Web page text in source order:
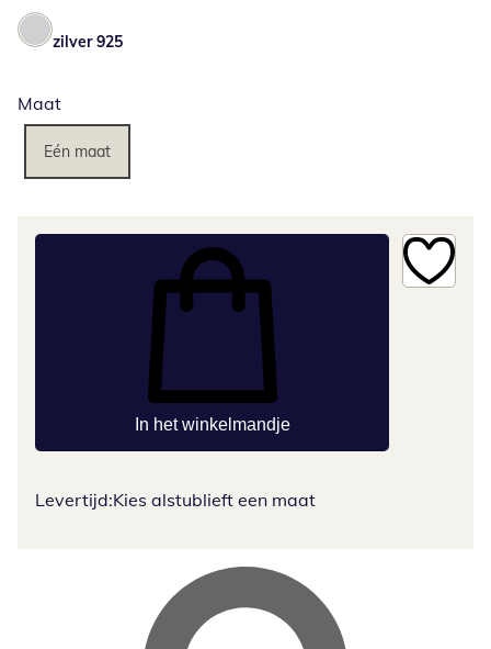
zilver 925
Maat
Eén maat
In het winkelmandje
Levertijd:Kies alstublieft een maat